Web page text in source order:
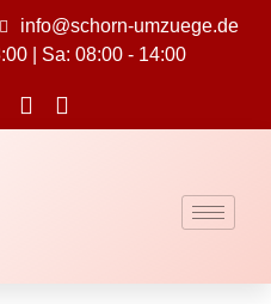
info@schorn-umzuege.de
| Sa: 08:00 - 14:00